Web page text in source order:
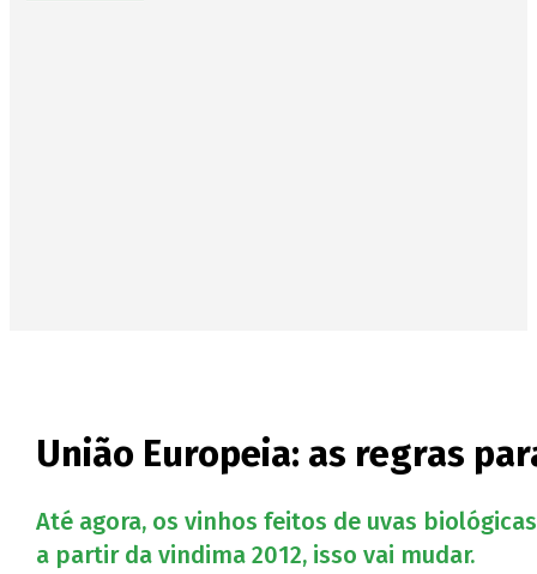
União Europeia: as regras
Até agora, os vinhos feitos de uvas
a partir da vindima 2012, isso vai mudar.